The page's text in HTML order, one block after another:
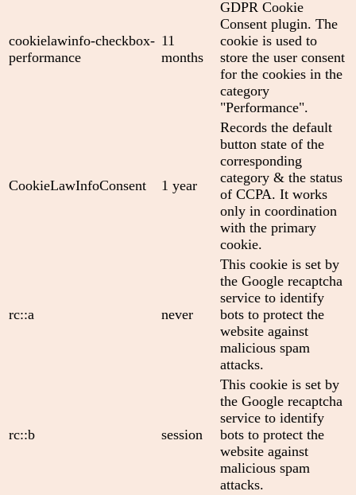
cookielawinfo-checkbox-
performance
11
months
GDPR Cookie
Consent plugin. The
cookie is used to
store the user consent
for the cookies in the
category
"Performance".
CookieLawInfoConsent 1 year
Records the default
button state of the
corresponding
category & the status
of CCPA. It works
only in coordination
with the primary
cookie.
rc::a never
This cookie is set by
the Google recaptcha
service to identify
bots to protect the
website against
malicious spam
attacks.
rc::b session
This cookie is set by
the Google recaptcha
service to identify
bots to protect the
website against
malicious spam
attacks.